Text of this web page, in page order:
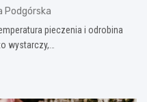
Podgórska
pieczenia i odrobina
wystarczy,…